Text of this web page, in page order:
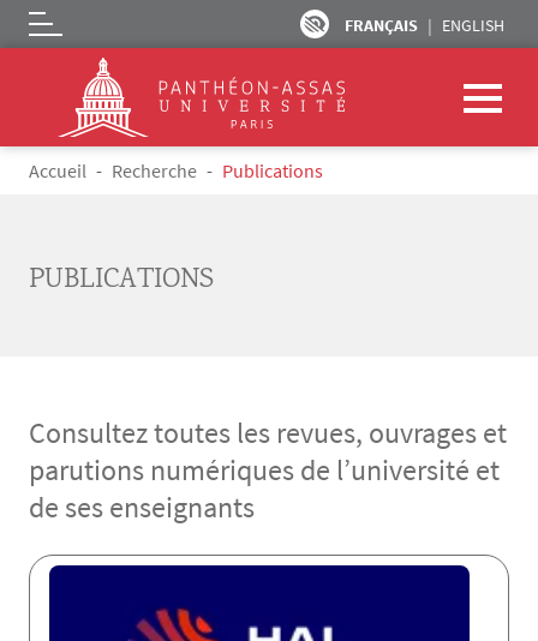
Aller au contenu principal
FRANÇAIS ENGLISH
Logo
Fil d'Ariane
Accueil Recherche Publications
PUBLICATIONS
Consultez toutes les revues, ouvrages et
parutions numériques de l’université et
de ses enseignants
Menu Assas